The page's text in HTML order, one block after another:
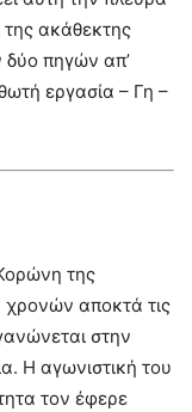
της ακάθεκτης
πηγών απ’
εργασία – Γη –
της
χρονών αποκτά τις
στην
Η αγωνιστική του
τον έφερε